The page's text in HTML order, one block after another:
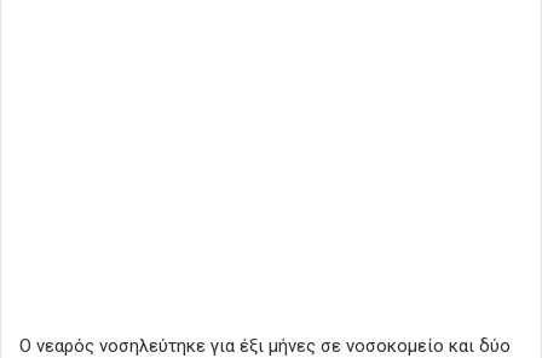
Ο νεαρός νοσηλεύτηκε για έξι μήνες σε νοσοκομείο και δύο